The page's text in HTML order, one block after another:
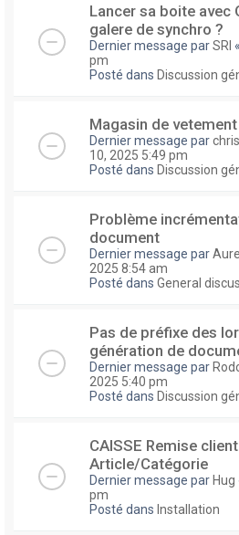
Lancer sa boite avec
galere de synchro ?
Dernier message parSRI «
pm
Posté dans Discussion
Magasin de vetement
Dernier message par
10, 2025 5:49 pm
Posté dans Discussion
Problème
document
Dernier message par
2025 8:54 am
Posté dans General
Pas de préfixe des
génération de
Dernier message par
2025 5:40 pm
Posté dans Discussion
CAISSE Remise
Article/Catégorie
Dernier message par Hug
pm
Posté dans Installation